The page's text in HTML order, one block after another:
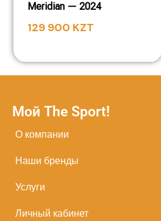
Meridian — 2024
129 900 KZT
Мой The Sport!
О компании
Наши бренды
Услуги
Личный кабинет